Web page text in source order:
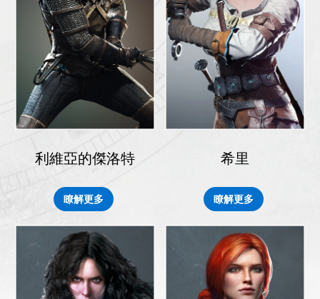
利維亞的傑洛特
瞭解更多
希里
瞭解更多